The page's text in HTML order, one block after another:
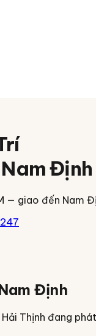
Nam Định
— giao đến Nam
Định
Thịnh đang